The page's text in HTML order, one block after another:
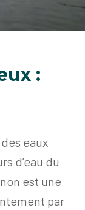
:
eaux
d’eau du
est une
par